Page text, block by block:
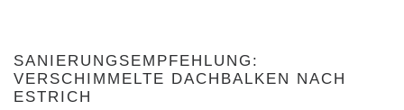
SANIERUNGSEMPFEHLUNG:
VERSCHIMMELTE DACHBALKEN NACH
ESTRICH